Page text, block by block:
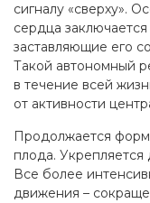
сигналу «сверху».
сердца
заставляющие его
Такой автономный
в течение всей
от активности
Продолжается
плода. Укрепляется
Все более
движения –